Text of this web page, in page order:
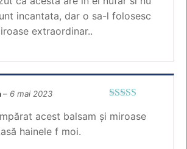
incantata, dar o sa-l folosesc
extraordinar..
din 5
– 6 mai 2023
acest balsam și miroase
hainele f moi.